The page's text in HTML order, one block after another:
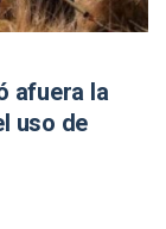
afuera la
uso de